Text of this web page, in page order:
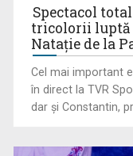
Criză acută în
spitale și ...
Spectacol
tricolorii luptă
Natație de la
Cel mai important
în direct la TVR
dar şi Constantin,